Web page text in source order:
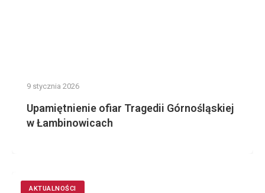
9 stycznia 2026
Upamiętnienie ofiar Tragedii Górnośląskiej
w Łambinowicach
AKTUALNOŚCI